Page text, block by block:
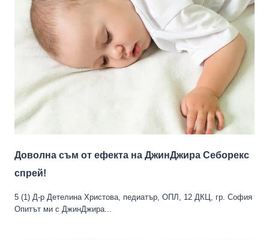
Доволна съм от ефекта на ДжинДжира Себорекс
спрей!
5 (1) Д-р Детелина Христова, педиатър, ОПЛ, 12 ДКЦ, гр. София
Опитът ми с ДжинДжира...